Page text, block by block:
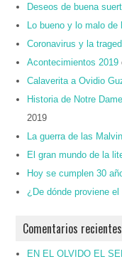
Deseos de buena
Lo bueno y lo malo
Coronavirus y la
Acontecimientos 2019
Calaverita a Ovidio
Historia de Notre
2019
La guerra de las
El gran mundo de la
Hoy se cumplen 30
¿De dónde proviene
Comentarios recientes
EN EL OLVIDO EL